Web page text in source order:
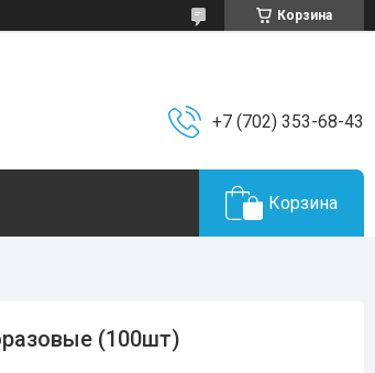
Корзина
+7 (702) 353-68-43
Корзина
(100шт)